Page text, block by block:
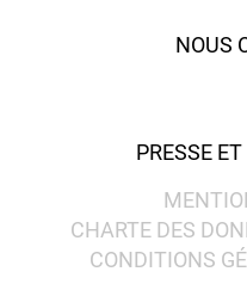
NOUS
PRESSE
CHARTE DES
CONDITIONS